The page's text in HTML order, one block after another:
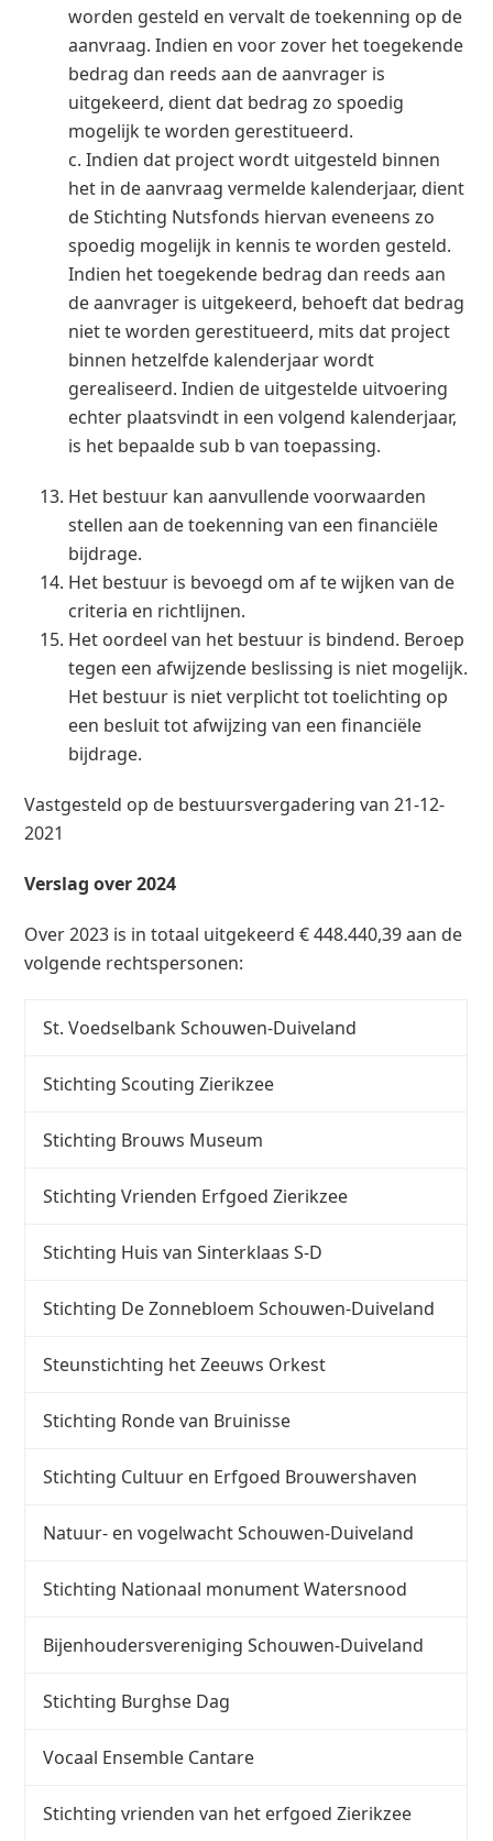
worden gesteld en vervalt de toekenning op de
aanvraag. Indien en voor zover het toegekende
bedrag dan reeds aan de aanvrager is
uitgekeerd, dient dat bedrag zo spoedig
mogelijk te worden gerestitueerd.
c. Indien dat project wordt uitgesteld binnen
het in de aanvraag vermelde kalenderjaar, dient
de Stichting Nutsfonds hiervan eveneens zo
spoedig mogelijk in kennis te worden gesteld.
Indien het toegekende bedrag dan reeds aan
de aanvrager is uitgekeerd, behoeft dat bedrag
niet te worden gerestitueerd, mits dat project
binnen hetzelfde kalenderjaar wordt
gerealiseerd. Indien de uitgestelde uitvoering
echter plaatsvindt in een volgend kalenderjaar,
is het bepaalde sub b van toepassing.
Het bestuur kan aanvullende voorwaarden
stellen aan de toekenning van een financiële
bijdrage.
Het bestuur is bevoegd om af te wijken van de
criteria en richtlijnen.
Het oordeel van het bestuur is bindend. Beroep
tegen een afwijzende beslissing is niet mogelijk.
Het bestuur is niet verplicht tot toelichting op
een besluit tot afwijzing van een financiële
bijdrage.
Vastgesteld op de bestuursvergadering van 21-12-
2021
Verslag over 2024
Over 2023 is in totaal uitgekeerd € 448.440,39 aan de
volgende rechtspersonen:
St. Voedselbank Schouwen-Duiveland
Stichting Scouting Zierikzee
Stichting Brouws Museum
Stichting Vrienden Erfgoed Zierikzee
Stichting Huis van Sinterklaas S-D
Stichting De Zonnebloem Schouwen-Duiveland
Steunstichting het Zeeuws Orkest
Stichting Ronde van Bruinisse
Stichting Cultuur en Erfgoed Brouwershaven
Natuur- en vogelwacht Schouwen-Duiveland
Stichting Nationaal monument Watersnood
Bijenhoudersvereniging Schouwen-Duiveland
Stichting Burghse Dag
Vocaal Ensemble Cantare
Stichting vrienden van het erfgoed Zierikzee